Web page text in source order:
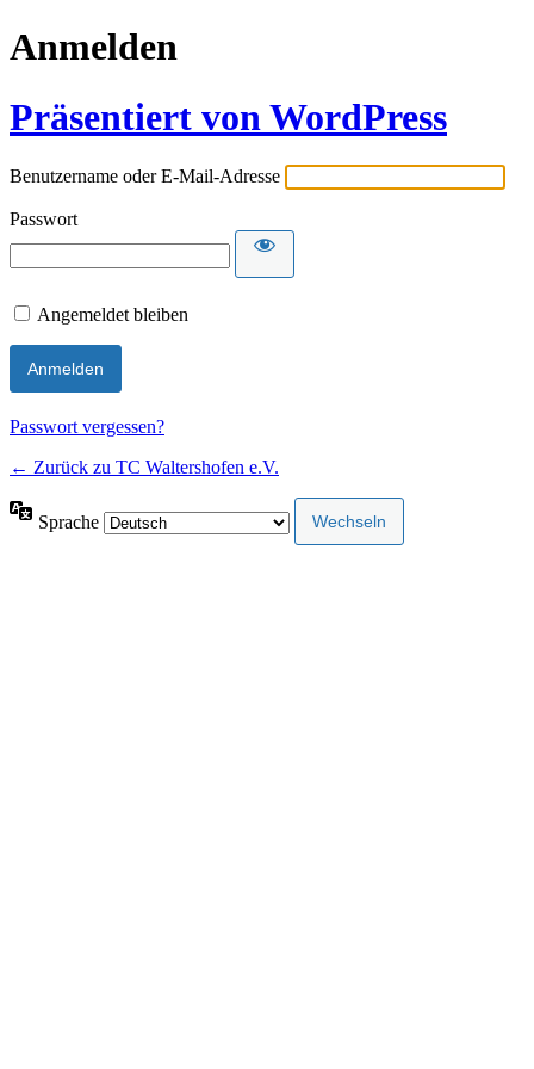
Anmelden
Präsentiert von WordPress
Benutzername oder E-Mail-Adresse
Passwort
Angemeldet bleiben
Passwort vergessen?
← Zurück zu TC Waltershofen e.V.
Sprache